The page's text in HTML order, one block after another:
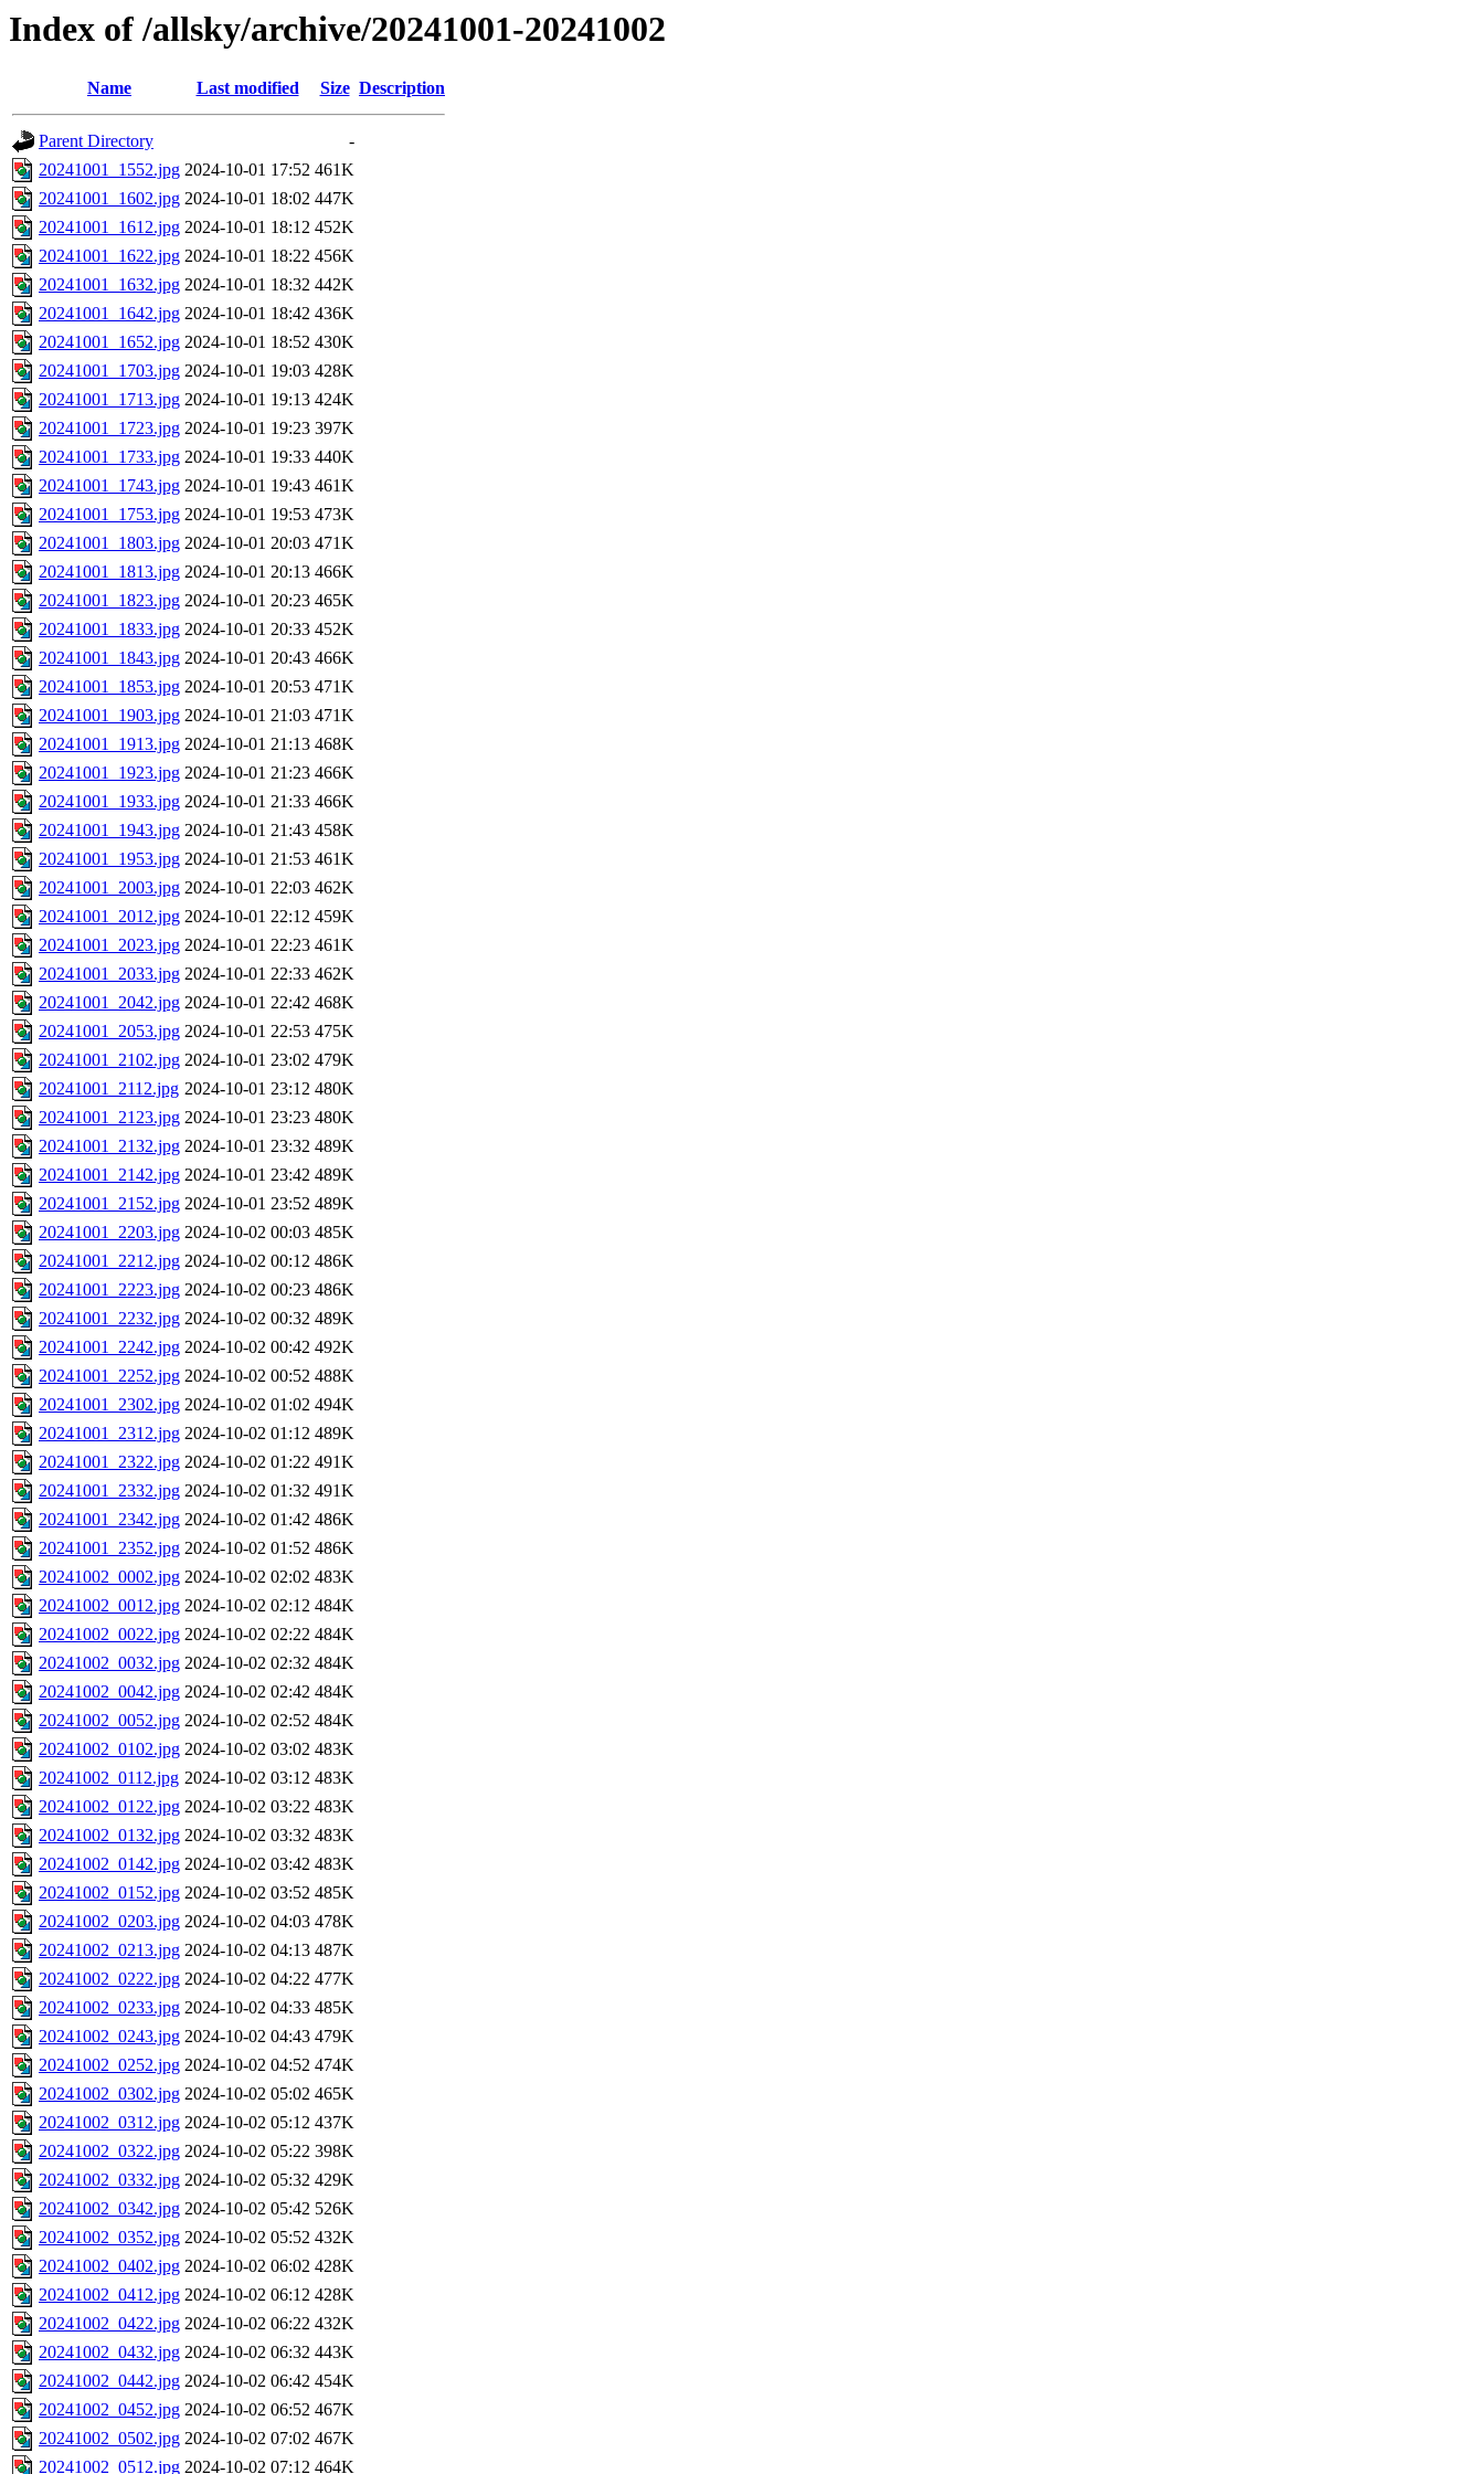
Index of /allsky/archive/20241001-20241002
Name Last modified Size Description
Parent Directory
-
20241001_1552.jpg 2024-10-01 17:52 461K
20241001_1602.jpg 2024-10-01 18:02 447K
20241001_1612.jpg 2024-10-01 18:12 452K
20241001_1622.jpg 2024-10-01 18:22 456K
20241001_1632.jpg 2024-10-01 18:32 442K
20241001_1642.jpg 2024-10-01 18:42 436K
20241001_1652.jpg 2024-10-01 18:52 430K
20241001_1703.jpg 2024-10-01 19:03 428K
20241001_1713.jpg 2024-10-01 19:13 424K
20241001_1723.jpg 2024-10-01 19:23 397K
20241001_1733.jpg 2024-10-01 19:33 440K
20241001_1743.jpg 2024-10-01 19:43 461K
20241001_1753.jpg 2024-10-01 19:53 473K
20241001_1803.jpg 2024-10-01 20:03 471K
20241001_1813.jpg 2024-10-01 20:13 466K
20241001_1823.jpg 2024-10-01 20:23 465K
20241001_1833.jpg 2024-10-01 20:33 452K
20241001_1843.jpg 2024-10-01 20:43 466K
20241001_1853.jpg 2024-10-01 20:53 471K
20241001_1903.jpg 2024-10-01 21:03 471K
20241001_1913.jpg 2024-10-01 21:13 468K
20241001_1923.jpg 2024-10-01 21:23 466K
20241001_1933.jpg 2024-10-01 21:33 466K
20241001_1943.jpg 2024-10-01 21:43 458K
20241001_1953.jpg 2024-10-01 21:53 461K
20241001_2003.jpg 2024-10-01 22:03 462K
20241001_2012.jpg 2024-10-01 22:12 459K
20241001_2023.jpg 2024-10-01 22:23 461K
20241001_2033.jpg 2024-10-01 22:33 462K
20241001_2042.jpg 2024-10-01 22:42 468K
20241001_2053.jpg 2024-10-01 22:53 475K
20241001_2102.jpg 2024-10-01 23:02 479K
20241001_2112.jpg 2024-10-01 23:12 480K
20241001_2123.jpg 2024-10-01 23:23 480K
20241001_2132.jpg 2024-10-01 23:32 489K
20241001_2142.jpg 2024-10-01 23:42 489K
20241001_2152.jpg 2024-10-01 23:52 489K
20241001_2203.jpg 2024-10-02 00:03 485K
20241001_2212.jpg 2024-10-02 00:12 486K
20241001_2223.jpg 2024-10-02 00:23 486K
20241001_2232.jpg 2024-10-02 00:32 489K
20241001_2242.jpg 2024-10-02 00:42 492K
20241001_2252.jpg 2024-10-02 00:52 488K
20241001_2302.jpg 2024-10-02 01:02 494K
20241001_2312.jpg 2024-10-02 01:12 489K
20241001_2322.jpg 2024-10-02 01:22 491K
20241001_2332.jpg 2024-10-02 01:32 491K
20241001_2342.jpg 2024-10-02 01:42 486K
20241001_2352.jpg 2024-10-02 01:52 486K
20241002_0002.jpg 2024-10-02 02:02 483K
20241002_0012.jpg 2024-10-02 02:12 484K
20241002_0022.jpg 2024-10-02 02:22 484K
20241002_0032.jpg 2024-10-02 02:32 484K
20241002_0042.jpg 2024-10-02 02:42 484K
20241002_0052.jpg 2024-10-02 02:52 484K
20241002_0102.jpg 2024-10-02 03:02 483K
20241002_0112.jpg 2024-10-02 03:12 483K
20241002_0122.jpg 2024-10-02 03:22 483K
20241002_0132.jpg 2024-10-02 03:32 483K
20241002_0142.jpg 2024-10-02 03:42 483K
20241002_0152.jpg 2024-10-02 03:52 485K
20241002_0203.jpg 2024-10-02 04:03 478K
20241002_0213.jpg 2024-10-02 04:13 487K
20241002_0222.jpg 2024-10-02 04:22 477K
20241002_0233.jpg 2024-10-02 04:33 485K
20241002_0243.jpg 2024-10-02 04:43 479K
20241002_0252.jpg 2024-10-02 04:52 474K
20241002_0302.jpg 2024-10-02 05:02 465K
20241002_0312.jpg 2024-10-02 05:12 437K
20241002_0322.jpg 2024-10-02 05:22 398K
20241002_0332.jpg 2024-10-02 05:32 429K
20241002_0342.jpg 2024-10-02 05:42 526K
20241002_0352.jpg 2024-10-02 05:52 432K
20241002_0402.jpg 2024-10-02 06:02 428K
20241002_0412.jpg 2024-10-02 06:12 428K
20241002_0422.jpg 2024-10-02 06:22 432K
20241002_0432.jpg 2024-10-02 06:32 443K
20241002_0442.jpg 2024-10-02 06:42 454K
20241002_0452.jpg 2024-10-02 06:52 467K
20241002_0502.jpg 2024-10-02 07:02 467K
20241002_0512.jpg 2024-10-02 07:12 464K